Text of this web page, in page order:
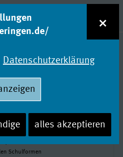
Schulformen
×
Datenschutzerklärung
alles akzeptieren